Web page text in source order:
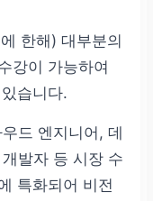
한해) 대부분의
강이 가능하여
습니다.
드 엔지니어, 데
발자 등 시장 수
특화되어 비전